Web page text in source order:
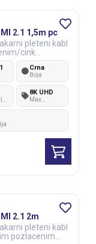
2.1 1,5m pc
pleteni kabl
cink
Crna
Boja
8K UHD
Max
2.1 2m
pleteni kabl
pozlacenim